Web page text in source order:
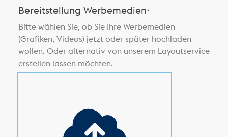
Bereitstellung Werbemedien*
Bitte wählen Sie, ob Sie Ihre Werbemedien
(Grafiken, Videos) jetzt oder später hochladen
wollen. Oder alternativ von unserem Layoutservice
erstellen lassen möchten.